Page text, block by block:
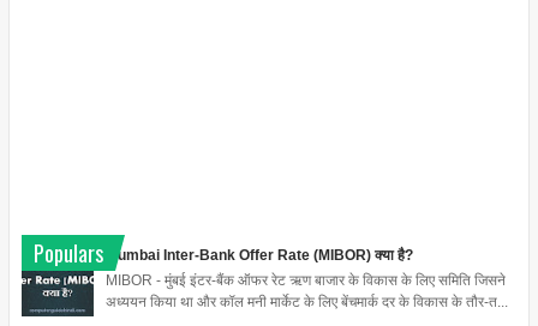
Populars
Mumbai Inter-Bank Offer Rate (MIBOR) क्या है?
MIBOR - मुंबई इंटर-बैंक ऑफर रेट ऋण बाजार के विकास के लिए समिति जिसने
अध्ययन किया था और कॉल मनी मार्केट के लिए बेंचमार्क दर के विकास के तौर-त...